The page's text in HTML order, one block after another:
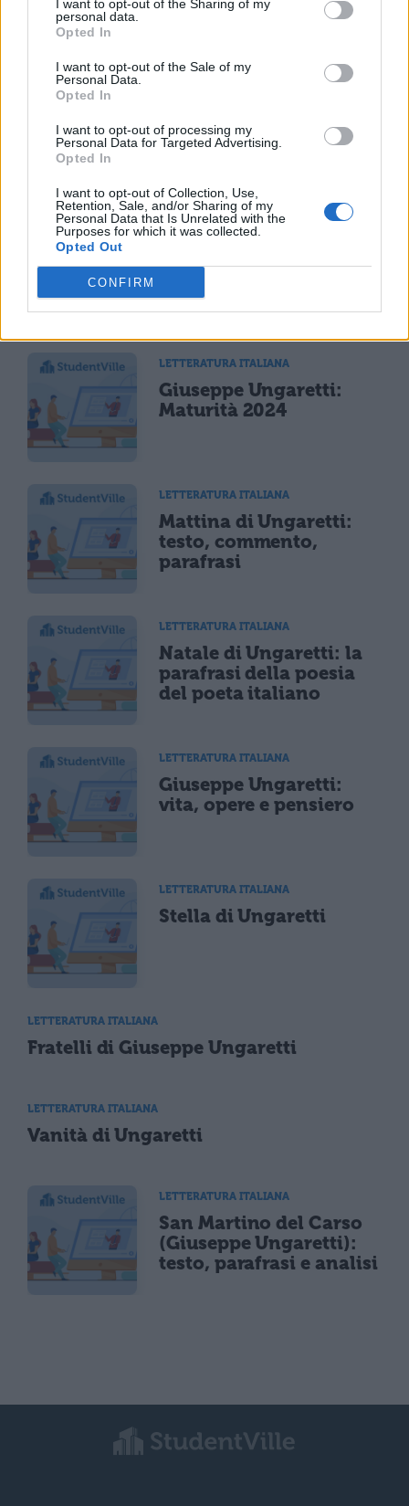
I want to opt-out of the Sharing of my
personal data.
Opted In
I want to opt-out of the Sale of my
Personal Data.
Opted In
I want to opt-out of processing my
Personal Data for Targeted Advertising.
Opted In
I want to opt-out of Collection, Use,
Retention, Sale, and/or Sharing of my
Personal Data that Is Unrelated with the
Purposes for which it was collected.
Opted Out
CONFIRM
che formano un unico periodo.
Leggi anche:
Scarica il contenuto
LETTERATURA ITALIANA
Giuseppe Ungaretti:
Maturità 2024
LETTERATURA ITALIANA
Mattina di Ungaretti:
testo, commento,
parafrasi
LETTERATURA ITALIANA
Natale di Ungaretti: la
parafrasi della poesia
del poeta italiano
LETTERATURA ITALIANA
Giuseppe Ungaretti:
vita, opere e pensiero
LETTERATURA ITALIANA
Stella di Ungaretti
LETTERATURA ITALIANA
Fratelli di Giuseppe Ungaretti
LETTERATURA ITALIANA
Vanità di Ungaretti
LETTERATURA ITALIANA
San Martino del Carso
(Giuseppe Ungaretti):
testo, parafrasi e analisi